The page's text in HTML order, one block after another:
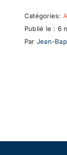
Catégories:
Publié le : 6
Par Jean-